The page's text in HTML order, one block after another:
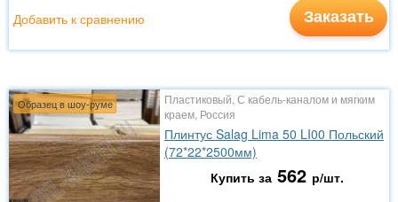
Заказать
Добавить к сравнению
Образец в шоу-руме
Пластиковый, С кабель-каналом и мягким
краем, Россия
Плинтус Salag Lima 50 LI00 Польский
(72*22*2500мм)
Купить за 562 р/шт.